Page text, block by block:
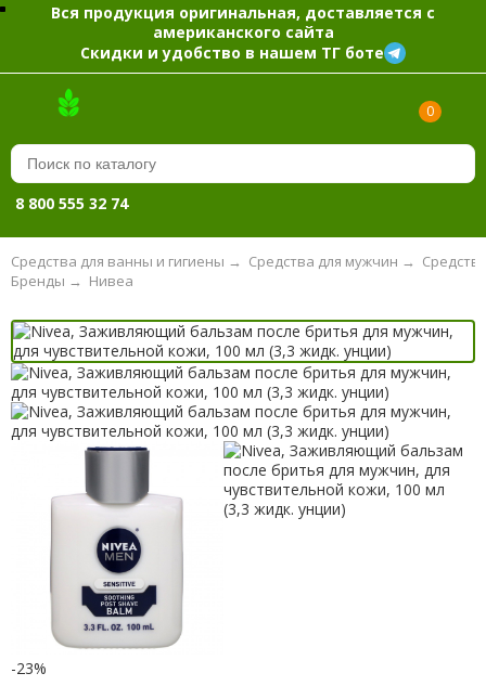
Вся продукция оригинальная, доставляется с
американского сайта
Скидки и удобство в нашем ТГ боте
0
8 800 555 32 74
Средства для ванны и гигиены → Средства для мужчин →
Нивеа
Бренды →
-23%